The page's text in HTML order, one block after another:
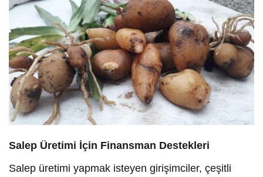
Salep Üretimi İçin Finansman Destekleri
Salep üretimi yapmak isteyen girişimciler, çeşitli